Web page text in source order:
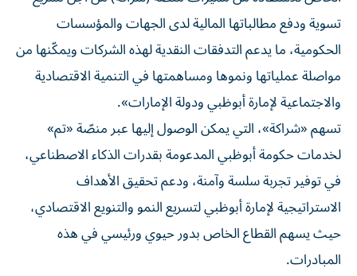
تسوية ودفع مطالباتها المالية لدى الجهات والمؤسسات
الحكومية، ما يدعم التدفقات النقدية لهذه الشركات ويمكّنها من
مواصلة عملياتها ونموها ومساهمتها في التنمية الاقتصادية
والاجتماعية لإمارة أبوظبي ودولة الإمارات».
تسهم «شراكة»، التي يمكن الوصول إليها عبر منصّة «تم»
لخدمات حكومة أبوظبي المدعومة بقدرات الذكاء الاصطناعي،
في توفير تجربة سلسة وآمنة، ودعم تحقيق الأهداف
الاستراتيجية لإمارة أبوظبي لتسريع النمو والتنويع الاقتصادي،
حيث يسهم القطاع الخاص بدور حيوي ورئيسي في هذه
المبادرات.